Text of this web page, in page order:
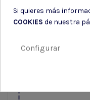
Si quieres más
COOKIES de nuestra
Configurar